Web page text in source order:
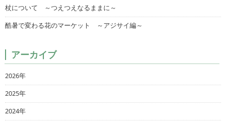
杖について ～つえつえなるままに～
酷暑で変わる花のマーケット ～アジサイ編～
アーカイブ
2026年
2025年
2024年